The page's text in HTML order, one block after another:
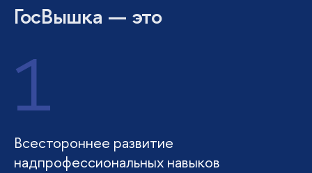
ГосВышка — это
1
Всестороннее развитие
надпрофессиональных навыков